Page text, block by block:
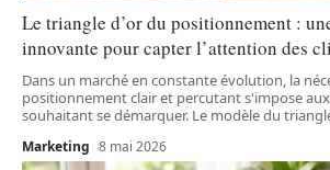
Le triangle d’or du positionnement :
innovante pour capter l’attention des
Dans un marché en constante évolution, la
positionnement clair et percutant s'impose
souhaitant se démarquer. Le modèle du
Marketing 8 mai 2026